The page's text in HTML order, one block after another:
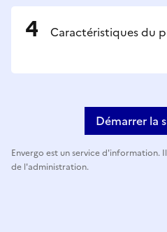
Caractéristiques du
Démarrer la
Envergo est un service d'information.
de l'administration.